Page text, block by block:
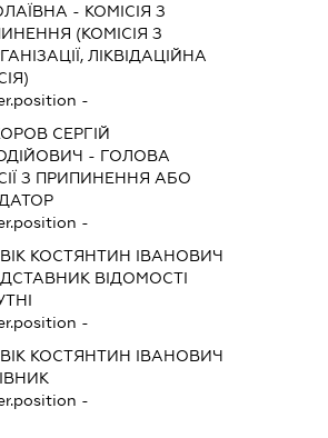
- КОМІСІЯ З
(КОМІСІЯ З
ЛІКВІДАЦІЙНА
-
СЕРГІЙ
- ГОЛОВА
З ПРИПИНЕННЯ АБО
-
КОСТЯНТИН ІВАНОВИЧ
ВІДОМОСТІ
-
КОСТЯНТИН ІВАНОВИЧ
-